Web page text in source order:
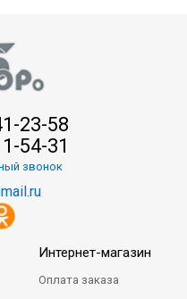
23-58
54-31
звонок
Интернет-магазин
Оплата заказа